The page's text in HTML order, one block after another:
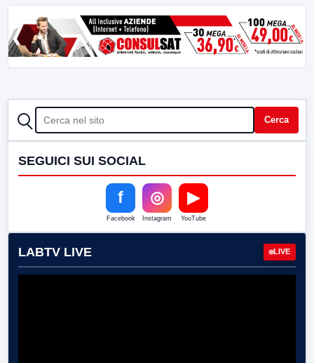
CERCA Cerca
SEGUICI SUI SOCIAL
f
Facebook
◎
Instagram
▶
YouTube
LABTV LIVE LIVE